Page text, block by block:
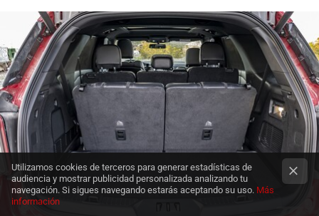
Utilizamos cookies de terceros para generar estadísticas de
audiencia y mostrar publicidad personalizada analizando tu
navegación. Si sigues navegando estarás aceptando su uso. Más
información